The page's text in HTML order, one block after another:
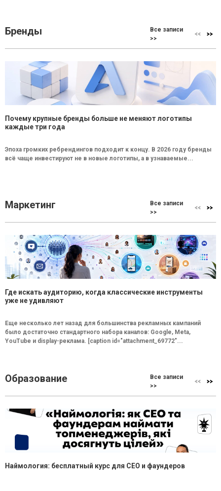
Бренды
Все записи
>>
Почему крупные бренды больше не меняют логотипы
каждые три года
Эпоха громких ребрендингов подходит к концу. В 2026 году бренды
всё чаще инвестируют не в новые логотипы, а в узнаваемые...
Маркетинг
Все записи
>>
Где искать аудиторию, когда классические инструменты
уже не удивляют
Еще несколько лет назад для большинства рекламных кампаний
было достаточно стандартного набора каналов: Google, Meta,
YouTube и display-реклама. [caption id="attachment_69772"...
Образование
Все записи
>>
Наймология: бесплатный курс для CEO и фаундеров